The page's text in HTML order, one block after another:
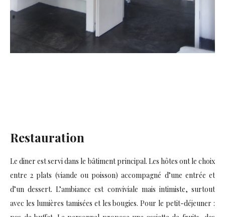
Restauration
Le diner est servi dans le bâtiment principal. Les hôtes ont le choix
entre 2 plats (viande ou poisson) accompagné d’une entrée et
d’un dessert. L’ambiance est conviviale mais intimiste, surtout
avec les lumières tamisées et les bougies. Pour le petit-déjeuner :